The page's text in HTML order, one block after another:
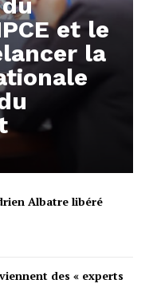
et le
la
Albatre libéré
des « experts